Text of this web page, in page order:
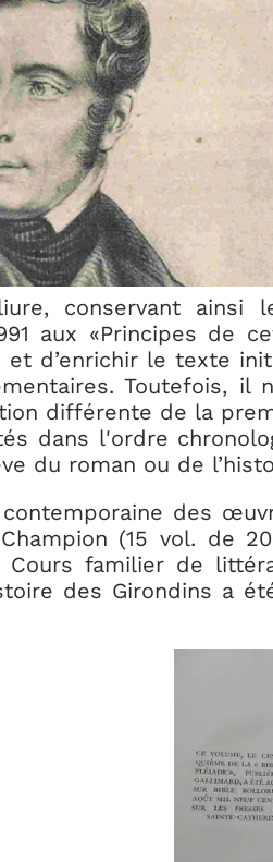
conservant ainsi
aux «Principes de
et d’enrichir le texte
Toutefois, il
différente de la
dans l'ordre
du roman ou de
des
(15 vol. de
Cours familier de
des Girondins a